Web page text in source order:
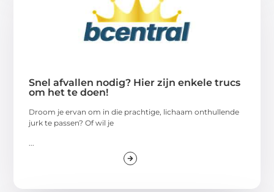
Snel afvallen nodig? Hier zijn enkele trucs
om het te doen!
Droom je ervan om in die prachtige, lichaam onthullende
jurk te passen? Of wil je